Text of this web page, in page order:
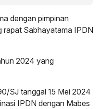
dengan pimpinan
rapat Sabhayatama IPDN
2024 yang
SJ tanggal 15 Mei 2024
IPDN dengan Mabes